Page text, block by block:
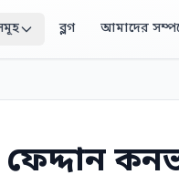
ব্লগ আমাদের